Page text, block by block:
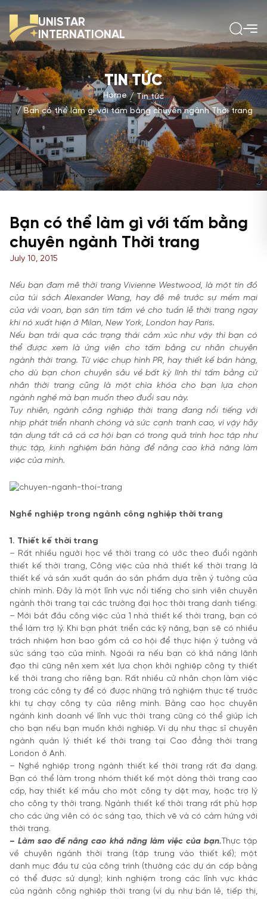
UNISTAR
INTERNATIONAL
TIN TỨC
Home
Tin tức
Bạn có thể làm gì với tấm bằng chuyên ngành Thời trang
Bạn có thể làm gì với tấm bằng
chuyên ngành Thời trang
July 10, 2015
Nếu bạn đam mê thời trang Vivienne Westwood, là một tín đồ
của túi sách Alexander Wang, hay đê mê trước sự mềm mại
của vải voan, bạn săn tìm tấm vé cho tuần lễ thời trang ngay
khi nó xuất hiện ở Milan, New York, London hay Paris.
Nếu bạn trải qua các trạng thái cảm xúc như vậy thì bạn có
thể được xem là ứng viên cho tấm bằng cư nhân chuyên
ngành thời trang. Từ việc chụp hình PR, hay thiết kế bán hàng,
cho dù bạn chon chuyên sâu về bất kỳ lĩnh thì tấm bằng cử
nhân thời trang cũng là một chìa khóa cho bạn lựa chọn
ngành nghề mà bạn muốn theo đuổi sau này.
Tuy nhiên, ngành công nghiệp thời trang đang nổi tiếng với
nhịp phát triển nhanh chóng và sức cạnh tranh cao, vì vậy hãy
tận dụng tất cả cá cơ hội bạn có trong quá trình học tập như
thực tập, kinh nghiệm bán hàng để nâng cao khả năng làm
việc của mình.
Nghề nghiệp trong ngành công nghiệp thời trang
1. Thiết kế thời trang
– Rất nhiều người học về thời trang có ước theo đuổi ngành
thiết kế thời trang, Công việc của nhà thiết kế thời trang là
thiết kế và sản xuất quần áo sản phẩm dựa trên ý tưởng của
chính mình. Đây là một lĩnh vực nổi tiếng cho sinh viên chuyên
ngành thời trang tại các trường đại học thời trang danh tiếng.
– Mới bắt đầu công việc của 1 nhà thiết kế thời trang, bạn có
thể làm trợ lý. Khi bạn phát triển các kỹ năng, bạn sẽ có nhiều
trách nhiệm hơn bao gồm cả cơ hội để thực hiện ý tưởng và
sức sáng tạo của mình. Ngoài ra nếu bạn có khả năng lãnh
đạo thì cũng nên xem xét lựa chọn khởi nghiệp công ty thiết
kế thời trang cho riêng bạn. Rất nhiều cử nhân chọn làm việc
trong các công ty để có được những trả nghiệm thực tế trước
khi tự chạy công ty của riêng mình. Bằng cao học chuyên
ngành kinh doanh về lĩnh vực thời trang cũng có thể giúp ích
cho bạn nếu bạn muốn khởi nghiệp. Ví dụ như thạc sĩ chuyên
ngành quản lý thiết kế thời trang tại Cao đẳng thời trang
London ở Anh.
– Nghề nghiệp trong ngành thiết kế thời trang rất đa dạng.
Bạn có thể làm trong nhóm thiết kế một dòng thời trang cao
cấp, hay thiết kế mẫu cho một công ty dệt may, hoặc trợ lý
cho công ty thời trang. Ngành thiết kế thời trang rất phù hợp
cho các ứng viên có óc sáng tạo, thích vẽ và có cảm hứng với
thời trang.
– Làm sao để nâng cao khả năng làm việc của bạn. Thực tập
về chuyên ngành thời trang (tập trung vào thiết kế); một
danh mục đầu tư của công trình (thường các dự án cấp bằng
có thể được sử dụng); kinh nghiệm trong các lĩnh vực khác
của ngành công nghiệp thời trang (ví dụ như bán lẻ, tiếp thị,